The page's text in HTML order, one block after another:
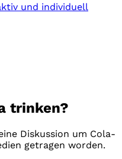
und individuell
trinken?
Diskussion um Cola-
getragen worden.